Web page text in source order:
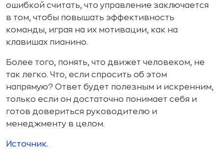
ошибкой считать, что управление заключается
в том, чтобы повышать эффективность
команды, играя на их мотивации, как на
клавишах пианино.
Более того, понять, что движет человеком, не
так легко. Что, если спросить об этом
напрямую? Ответ будет полезным и искренним,
только если он достаточно понимает себя и
готов довериться руководителю и
менеджменту в целом.
Источник.